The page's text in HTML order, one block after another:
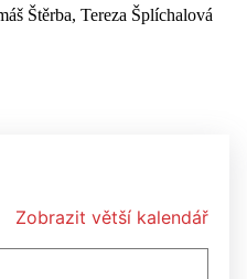
Štěrba, Tereza Šplíchalová
Zobrazit větší kalendář